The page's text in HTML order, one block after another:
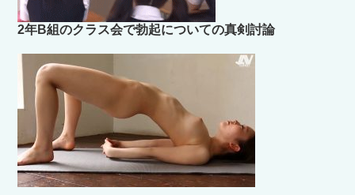
2年B組のクラス会で勃起についての真剣討論